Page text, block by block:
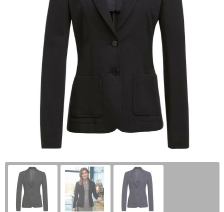
Beurs en evenementen
Bloemen en planten
Horeca